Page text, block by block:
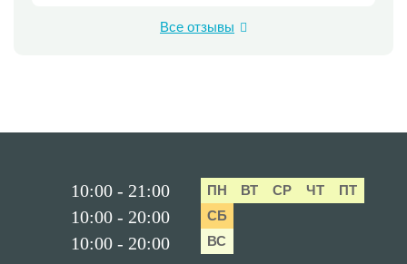
Все отзывы
10:00 - 21:00
10:00 - 20:00
10:00 - 20:00
ПН ВТ СР ЧТ
ПТ
СБ
ВС